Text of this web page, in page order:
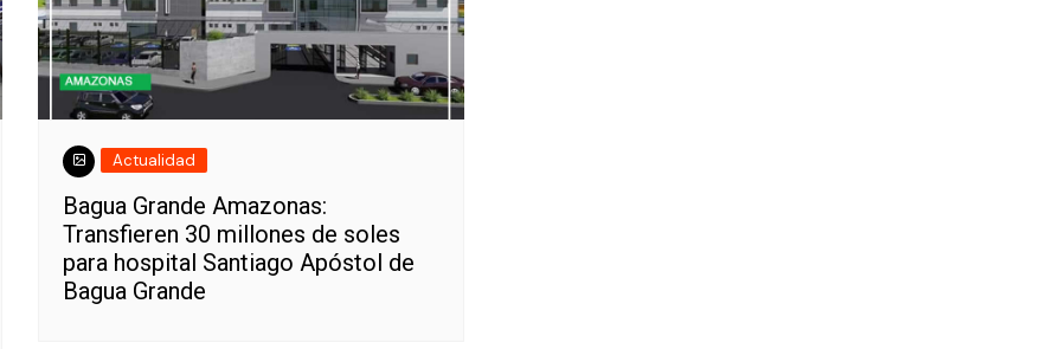
Actualidad
Bagua Grande Amazonas:
Transfieren 30 millones de soles
para hospital Santiago Apóstol de
Bagua Grande